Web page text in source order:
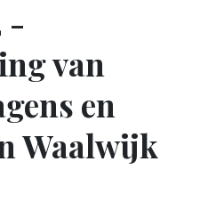
-
van
en
Waalwijk